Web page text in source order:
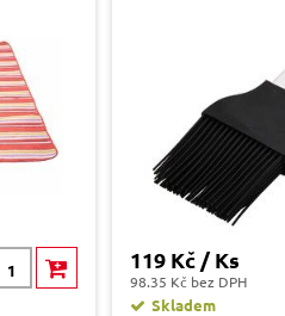
119 Kč / Ks
98.35 Kč bez DPH
Skladem